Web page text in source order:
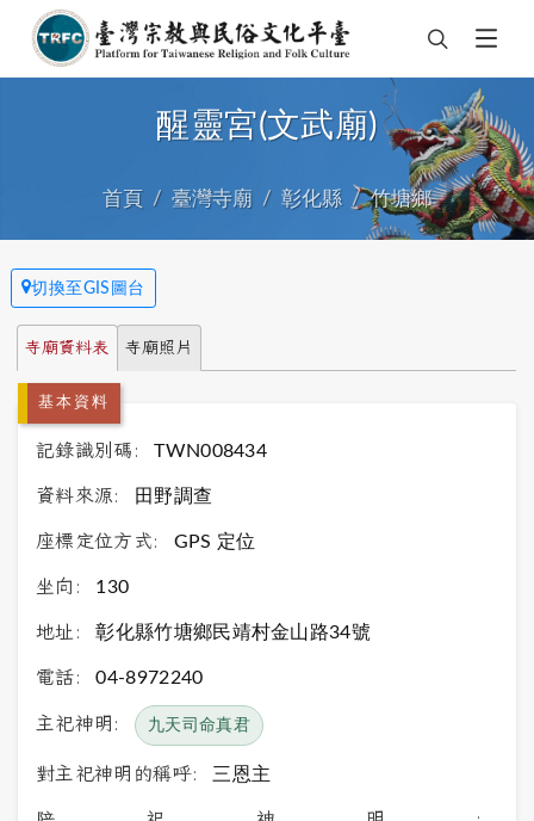
醒靈宮(文武廟)
首頁 臺灣寺廟 彰化縣 竹塘鄉
切換至GIS圖台
寺廟資料表 寺廟照片
基本資料
記錄識別碼: TWN008434
資料來源: 田野調查
座標定位方式: GPS 定位
坐向: 130
地址: 彰化縣竹塘鄉民靖村金山路34號
電話: 04-8972240
主祀神明: 九天司命真君
對主祀神明的稱呼: 三恩主